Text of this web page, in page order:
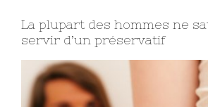
La plupart des hommes ne
servir d’un préservatif